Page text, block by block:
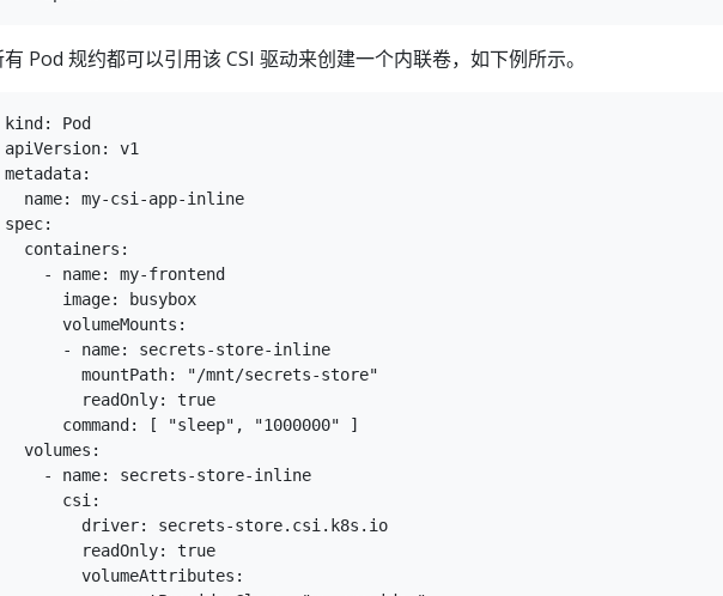
有 Pod 规约都可以引用该 CSI 驱动来创建一个内联卷，如下例所示。
kind: Pod
apiVersion: v1
metadata:
  name: my-csi-app-inline
spec:
  containers:
    - name: my-frontend
      image: busybox
      volumeMounts:
      - name: secrets-store-inline
        mountPath: "/mnt/secrets-store"
        readOnly: true
      command: [ "sleep", "1000000" ]
  volumes:
    - name: secrets-store-inline
      csi:
        driver: secrets-store.csi.k8s.io
        readOnly: true
        volumeAttributes: